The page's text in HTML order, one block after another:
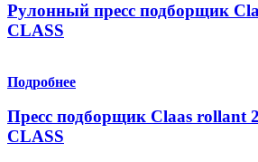
Рулонный пресс подборщик
CLASS
Подробнее
Пресс подборщик Claas rollant
CLASS